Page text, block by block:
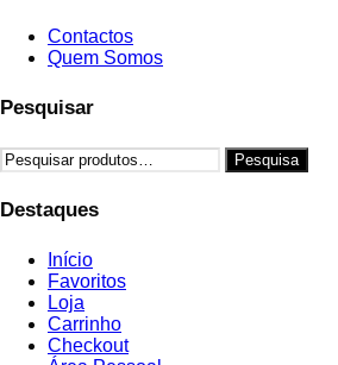
Contactos
Quem Somos
Pesquisar
Pesquisar
por:
Pesquisa
Destaques
Início
Favoritos
Loja
Carrinho
Checkout